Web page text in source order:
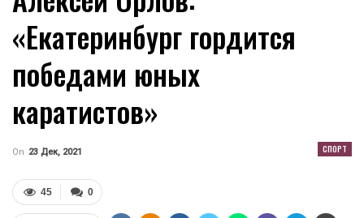
«Екатеринбург гордится
победами юных
каратистов»
СПОРТ
On 23 Дек, 2021
0
45